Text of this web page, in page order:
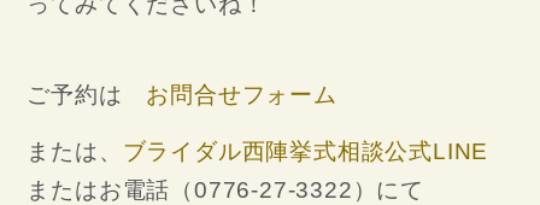
ご予約は お問合せフォーム
または、 ブライダル西陣挙式相談公式LINE
またはお電話（0776-27-3322）にて